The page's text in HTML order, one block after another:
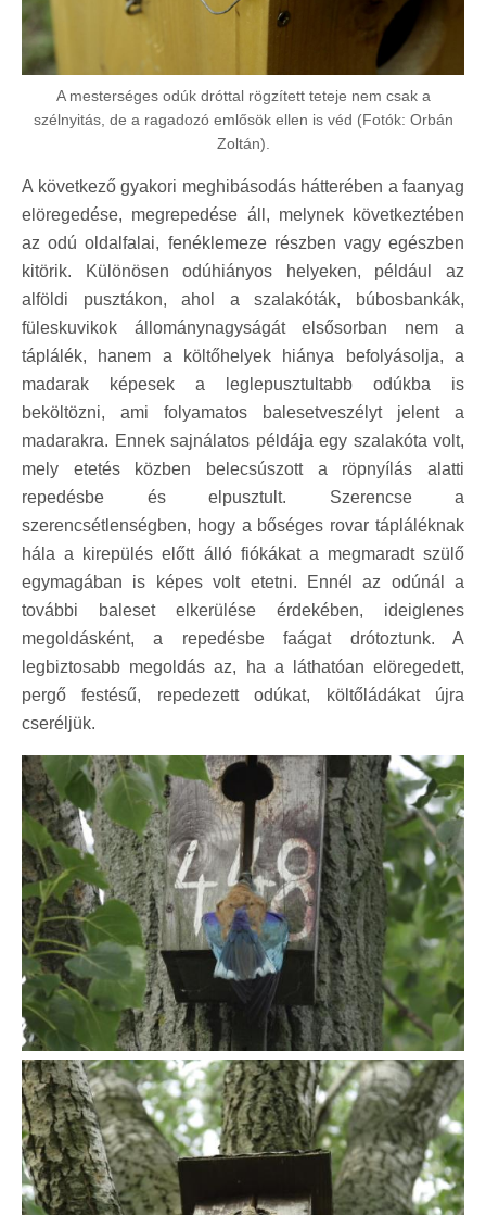
A mesterséges odúk dróttal rögzített teteje nem csak a
szélnyitás, de a ragadozó emlősök ellen is véd (Fotók: Orbán
Zoltán).
A következő gyakori meghibásodás hátterében a faanyag
elöregedése, megrepedése áll, melynek következtében
az odú oldalfalai, fenéklemeze részben vagy egészben
kitörik. Különösen odúhiányos helyeken, például az
alföldi pusztákon, ahol a szalakóták, búbosbankák,
füleskuvikok állománynagyságát elsősorban nem a
táplálék, hanem a költőhelyek hiánya befolyásolja, a
madarak képesek a leglepusztultabb odúkba is
beköltözni, ami folyamatos balesetveszélyt jelent a
madarakra. Ennek sajnálatos példája egy szalakóta volt,
mely etetés közben belecsúszott a röpnyílás alatti
repedésbe és elpusztult. Szerencse a
szerencsétlenségben, hogy a bőséges rovar tápláléknak
hála a kirepülés előtt álló fiókákat a megmaradt szülő
egymagában is képes volt etetni. Ennél az odúnál a
további baleset elkerülése érdekében, ideiglenes
megoldásként, a repedésbe faágat drótoztunk. A
legbiztosabb megoldás az, ha a láthatóan elöregedett,
pergő festésű, repedezett odúkat, költőládákat újra
cseréljük.